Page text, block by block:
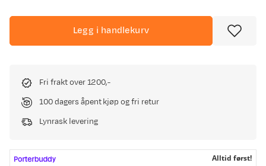
Legg i handlekurv
Fri frakt over 1200,-
100 dagers åpent kjøp og fri retur
Lynrask levering
Alltid først!